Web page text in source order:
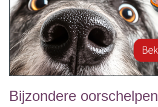
Bijzondere oorschelpen